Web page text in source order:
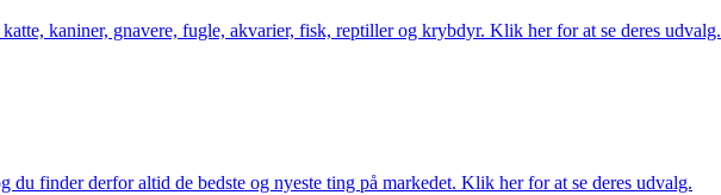
kaniner, gnavere, fugle, akvarier, fisk, reptiller og krybdyr. Klik her for at se deres udvalg.
finder derfor altid de bedste og nyeste ting på markedet. Klik her for at se deres udvalg.